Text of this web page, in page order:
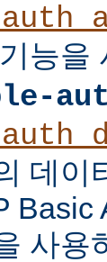
능을
데이
Basic
사용